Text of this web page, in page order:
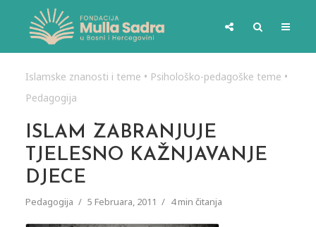
Islamske znanosti i teme • Psihološko-pedagoške teme •
Pedagogija
ISLAM ZABRANJUJE
TJELESNO KAŽNJAVANJE
DJECE
Pedagogija 5 Februara, 2011 4 min čitanja